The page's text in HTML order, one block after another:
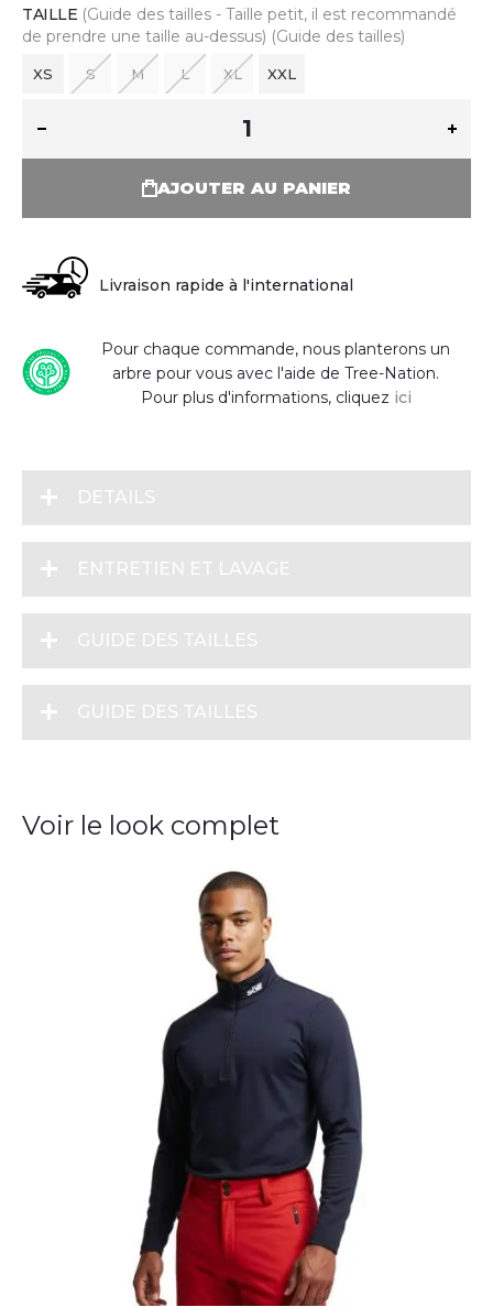
TAILLE (Guide des tailles - Taille petit, il est recommandé
de prendre une taille au-dessus) (Guide des tailles)
XS S M L XL XXL
AJOUTER AU PANIER
Livraison rapide à l'international
Pour chaque commande, nous planterons un
arbre pour vous avec l'aide de Tree-Nation.
Pour plus d'informations, cliquez ici
DETAILS
ENTRETIEN ET LAVAGE
GUIDE DES TAILLES
GUIDE DES TAILLES
Voir le look complet